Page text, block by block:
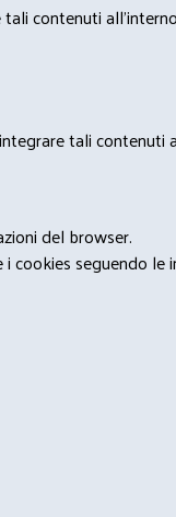
contenuti
tali
del browser.
seguendo